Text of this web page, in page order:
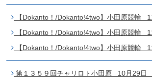
【Dokanto！/Dokanto!4two】小田原競輪
【Dokanto！/Dokanto!4two】小田原競輪
【Dokanto！/Dokanto!4two】小田原競輪
第１３５９回チャリロト小田原 10月29日